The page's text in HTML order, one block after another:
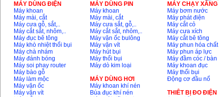
MÁY DÙNG ĐIỆN
Máy khoan
Máy mài, cắt
Máy cưa gỗ, sắt,..
Máy cắt sắt, nhôm,..
Máy đục bê tông
Máy khò nhiệt thổi bụi
Máy chà nhám
Máy đánh bóng
Máy soi phay router
Máy bào gỗ
Máy làm mộc
Máy vặn ốc
Máy vặn vít
MÁY DÙNG PIN
Máy khoan
Máy mài, cắt
Máy cưa sắt, gỗ,..
Máy cắt sắt, nhôm,..
Máy vặn ốc bulông
Máy vặn vít
Máy hút bụi
Máy thổi bụi
Máy dò kim loại
MÁY DÙNG HƠI
Máy khoan khí nén
Búa đục khí nén
MÁY CHẠY
Máy bơm nước
Máy phát điện
Máy cắt cỏ
Máy cưa xích
Máy cắt bê tông
Máy phun hóa chất
Máy phun áp lực
Máy đầm cóc / bàn
Máy khoan đục
Máy thổi bụi
Động cơ đầu nổ
THIÊT BỊ ĐO ĐIỆN